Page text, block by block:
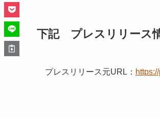
下記 プレスリリース
プレスリリース元URL：